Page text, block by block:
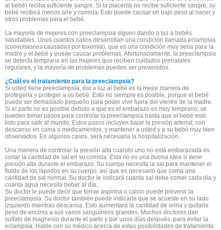
al bebé) reciba suficiente sangre. Si la placenta no recibe suficiente sangre, su
bebé recibirá menos aire y comida. Esto puede causar un bajo peso al nacer y
otros problemas para el bebé.
La mayoría de mujeres con preeclampsia siguen dando a luz a bebés
saludables. Unos cuantos casos desarrollan una condición llamada eclampsia
(convulsiones causadas por toxemia), que es una condición muy seria para la
madre y el bebé y puede causar problemas. Afortunadamente, la preeclampsia
se detecta temprano en las mujeres que reciben cuidados prenatales
regulares, y la mayoría de problemas pueden ser prevenidos.
¿Cuál es el tratamiento para la preeclampsia?
Si usted tiene preeclampsia, dar a luz al bebé es la mejor manera de
protegerla y proteger a su bebé. Esto no siempre es posible, porque el bebé
puede ser demasiado pequeño para poder vivir fuera del vientre de la madre.
Si el parto no es posible debido a que es el embarazo es muy temprano, se
pueden tomar pasos para controlar la preeclampsia hasta que el bebé esté
listo para salir al mundo. Estos pasos incluyen bajar la presión arterial, con
descanso en cama o medicamentos, y mantener a usted y a su bebé muy bien
observados. En algunos casos, será necesaria la hospitalización.
Una manera de controlar la presión alta cuando uno no está embarazada es
cortar la cantidad de sal en su comida. Esta no es una buena idea si tiene
presión alta durante el embarazo . Su cuerpo necesita la sal para mantener el
fluido de los líquidos en su cuerpo, así que es necesario que coma una
cantidad de sal normal. Su doctor le indicará cuanta sal debe comer cada día y
cuanta agua necesita beber al día.
Su doctor le puede decir que tomar aspirina o calcio puede prevenir la
preeclampsia. Su doctor también puede indicarle que se acueste en su lado
izquierdo mientras descansa. Esto aumentará la cantidad de orina y quitarle
peso de encima a sus vasos sanguíneos grandes. Muchos doctores dan
sulfato de magnesio durante el parto y por unos días después, para evitar la
eclampsia. Hable con su médico acerca de estas posibilidades de tratamiento.